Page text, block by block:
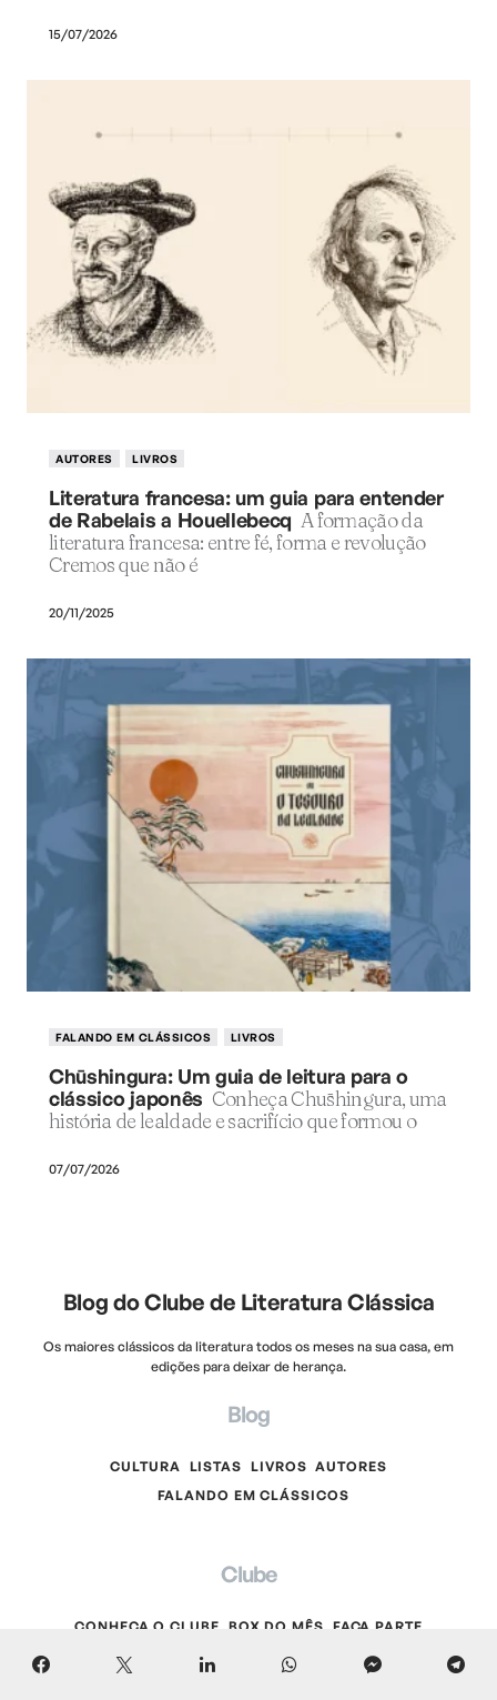
15/07/2026
AUTORES LIVROS
Literatura francesa: um guia para entender
de Rabelais a Houellebecq A formação da
literatura francesa: entre fé, forma e revolução
Cremos que não é
20/11/2025
FALANDO EM CLÁSSICOS LIVROS
Chūshingura: Um guia de leitura para o
clássico japonês Conheça Chūshingura, uma
história de lealdade e sacrifício que formou o
07/07/2026
Blog do Clube de Literatura Clássica
Os maiores clássicos da literatura todos os meses na sua casa, em
edições para deixar de herança.
Blog
CULTURA LISTAS LIVROS AUTORES
FALANDO EM CLÁSSICOS
Clube
CONHEÇA O CLUBE BOX DO MÊS FAÇA PARTE